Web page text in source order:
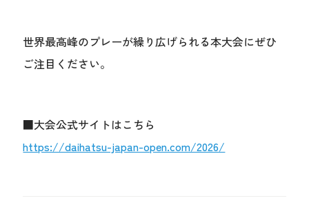
世界最高峰のプレーが繰り広げられる本大会にぜひ
ご注目ください。
■大会公式サイトはこちら
https://daihatsu-japan-open.com/2026/